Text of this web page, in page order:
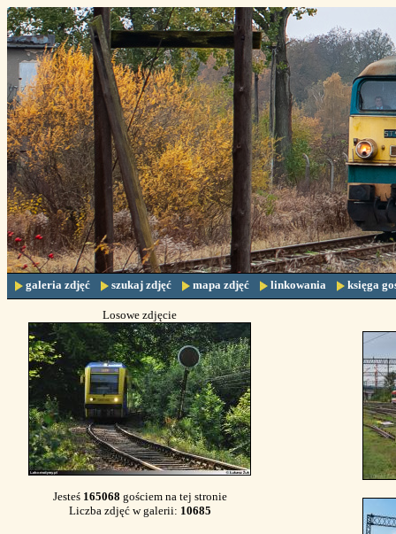
galeria zdjęć szukaj zdjęć mapa zdjęć linkowania księga
Losowe zdjęcie
Jesteś 165068 gościem na tej stronie
Liczba zdjęć w galerii: 10685